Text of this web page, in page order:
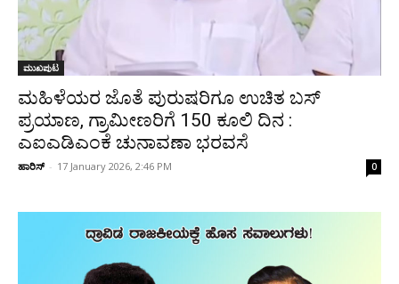
ಮುಖಪುಟ
ಮಹಿಳೆಯರ ಜೊತೆ ಪುರುಷರಿಗೂ ಉಚಿತ ಬಸ್‌
ಪ್ರಯಾಣ, ಗ್ರಾಮೀಣರಿಗೆ 150 ಕೂಲಿ ದಿನ :
ಎಐಎಡಿಎಂಕೆ ಚುನಾವಣಾ ಭರವಸೆ
ಹಾರಿಸ್ - 17 January 2026, 2:46 PM 0